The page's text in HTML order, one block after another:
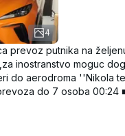
4
prevoz putnika na
inostranstvo moguc
do aerodroma ''Nikola
do 7 osoba 00:24